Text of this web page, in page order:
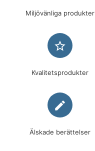
Miljövänliga produkter
star_border
Kvalitetsprodukter
edit
Älskade berättelser